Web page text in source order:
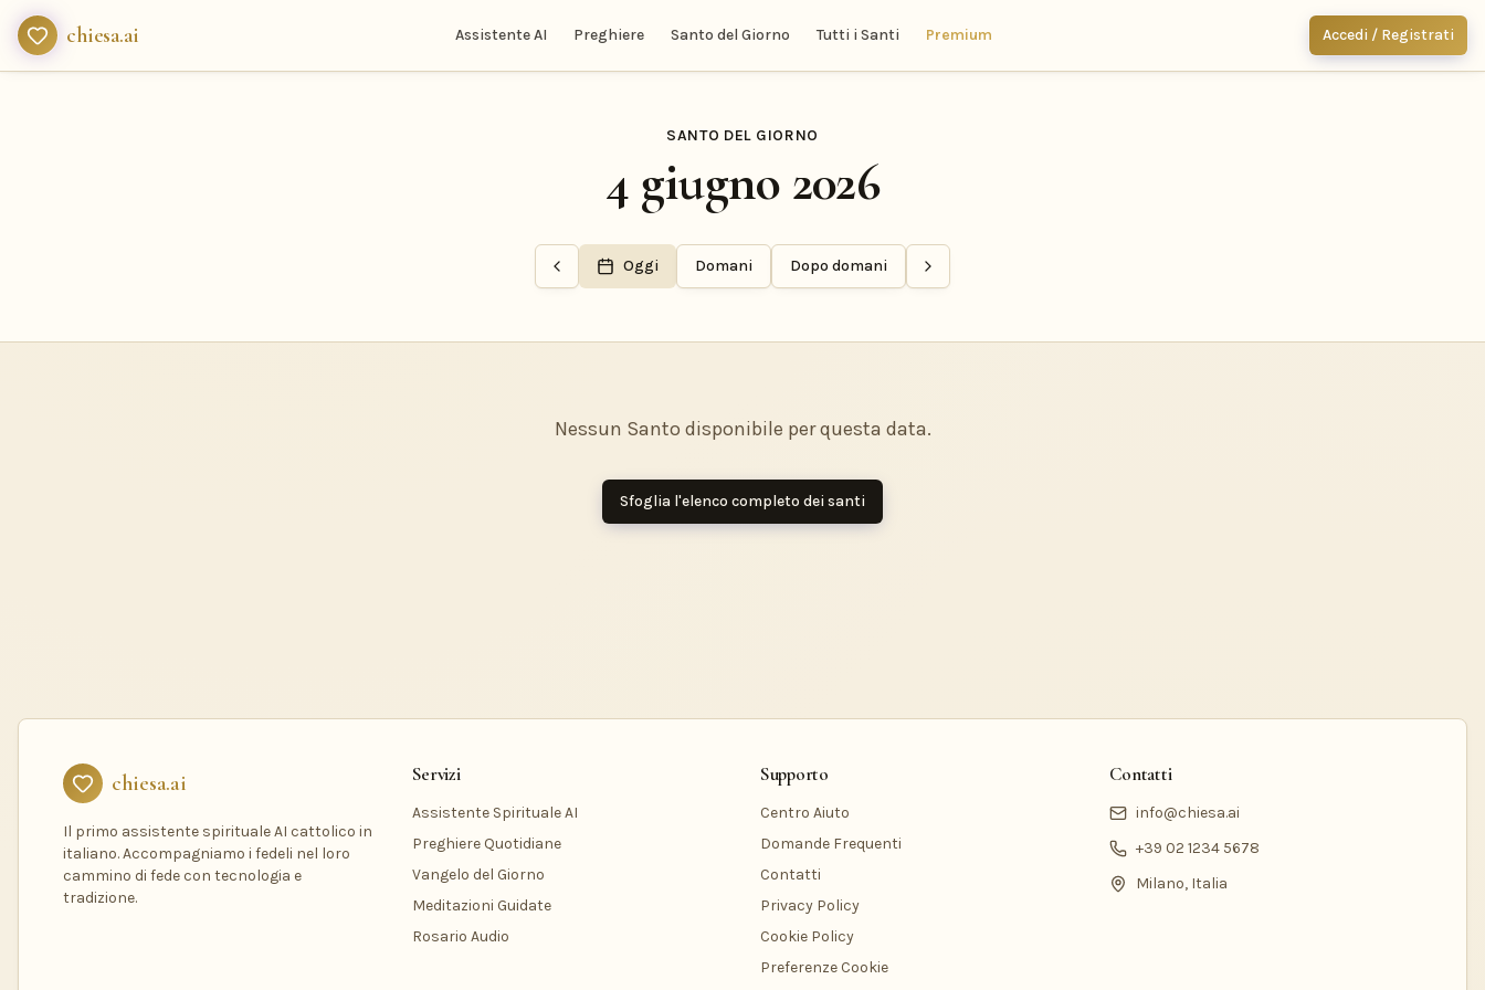
chiesa.ai Assistente AI Preghiere Santo del Giorno Tutti i Santi Premium Accedi / Registrati
SANTO DEL GIORNO
4 giugno 2026
Oggi Domani Dopo domani
Nessun Santo disponibile per questa data.
Sfoglia l'elenco completo dei santi
chiesa.ai
Il primo assistente spirituale AI cattolico in
italiano. Accompagniamo i fedeli nel loro
cammino di fede con tecnologia e
tradizione.
Servizi
Assistente Spirituale AI
Preghiere Quotidiane
Vangelo del Giorno
Meditazioni Guidate
Rosario Audio
Supporto
Centro Aiuto
Domande Frequenti
Contatti
Privacy Policy
Cookie Policy
Preferenze Cookie
Contatti
info@chiesa.ai
+39 02 1234 5678
Milano, Italia